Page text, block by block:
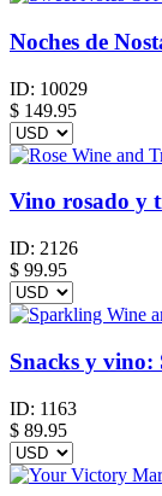
Noches de
ID: 10029
$ 149.95
Vino rosado y
ID: 2126
$ 99.95
Snacks y vino:
ID: 1163
$ 89.95